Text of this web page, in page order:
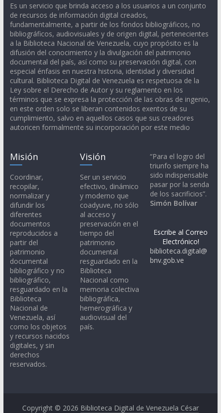
Es un servicio que brinda acceso a los usuarios a un conjunto
de recursos de información digital creados,
fundamentalmente, a partir de los fondos bibliográficos, no
bibliográficos, audiovisuales y de origen digital, pertenecientes
a la Biblioteca Nacional de Venezuela, cuyo propósito es la
difusión del conocimiento y la divulgación del patrimonio
documental del país, así como su preservación digital, con
especial énfasis en nuestra historia, identidad y diversidad
cultural. Biblioteca Digital de Venezuela es respetuosa de la
Ley sobre el Derecho de Autor y su reglamento en los
términos que se expresa la protección de las obras de ingenio,
en este orden solo se liberan contenidos exentos de su
cumplimiento, salvo en aquellos casos que sus creadores
autoricen formalmente su incorporación por este medio
Misión
Coordinar,
recopilar,
normalizar y
difundir los
diferentes
documentos
reproducidos a
partir del
patrimonio
documental
bibliográfico y no
bibliográfico,
resguardado en la
Biblioteca
Nacional de
Venezuela, así
como los objetos
y recursos nacidos
digitales, y sin
derechos
reservados.
Visión
Ser un servicio
efectivo, dinámico
y moderno que
coadyuve, no sólo
al acceso y
preservación en el
tiempo del
patrimonio
documental
resguardado en la
Biblioteca
Nacional como
memoria colectiva
bibliográfica,
hemerográfica y
audiovisual del
país.
“Para el logro del
triunfo siempre ha
sido indispensable
pasar por la senda
de los sacrificios”.
Simón Bolívar
Escribe al Correo
Electrónico!
biblioteca.digital@
bnv.gob.ve
Copyright © 2026 Biblioteca Digital de Venezuela César